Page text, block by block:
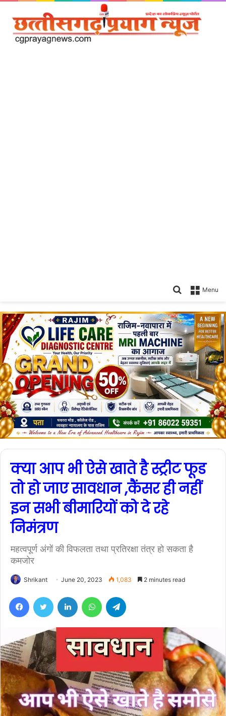
Menu
Search
क्या आप भी ऐसे खाते है स्ट्रीट फूड
तो हो जाए सावधान ,कैंसर ही नहीं
इन सभी बीमारियों को दे रहे
निमंत्रण
महत्वपूर्ण अंगों की विफलता तथा प्रतिरक्षा तंत्र हो सकता है
कमजोर
Shrikant June 20, 2023 1,083 2 minutes read